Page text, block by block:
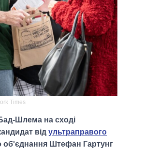
Times
Шлема на сході
від ультраправого
об'єднання Штефан Гартунг